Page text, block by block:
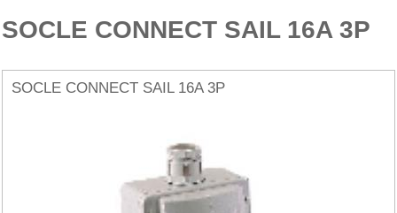
SOCLE CONNECT SAIL 16A 3P
SOCLE CONNECT SAIL 16A 3P